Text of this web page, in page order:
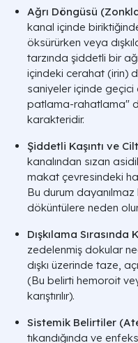
Ağrı Döngüsü
kanal içinde
öksürürken veya
tarzında şiddetli bir
içindeki cerahat (irin)
saniyeler içinde
patlama-rahatlama"
karakteridir.
Şiddetli Kaşıntı ve
kanalından sızan
makat çevresindeki
Bu durum dayanılmaz
döküntülere neden
Dışkılama Sırasında
zedelenmiş dokular
dışkı üzerinde taze,
(Bu belirti hemoroit
karıştırılır).
Sistemik Belirtiler
tıkandığında ve